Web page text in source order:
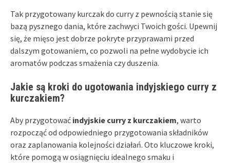
Tak przygotowany kurczak do curry z pewnością stanie się
bazą pysznego dania, które zachwyci Twoich gości. Upewnij
się, że mięso jest dobrze pokryte przyprawami przed
dalszym gotowaniem, co pozwoli na pełne wydobycie ich
aromatów podczas smażenia czy duszenia.
Jakie są kroki do ugotowania indyjskiego curry z
kurczakiem?
Aby przygotować indyjskie curry z kurczakiem, warto
rozpocząć od odpowiedniego przygotowania składników
oraz zaplanowania kolejności działań. Oto kluczowe kroki,
które pomogą w osiągnięciu idealnego smaku i